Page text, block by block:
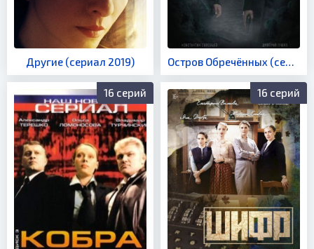
Другие (сериал 2019) Остров Обречённых (сериал 2019)
16 серий 16 серий